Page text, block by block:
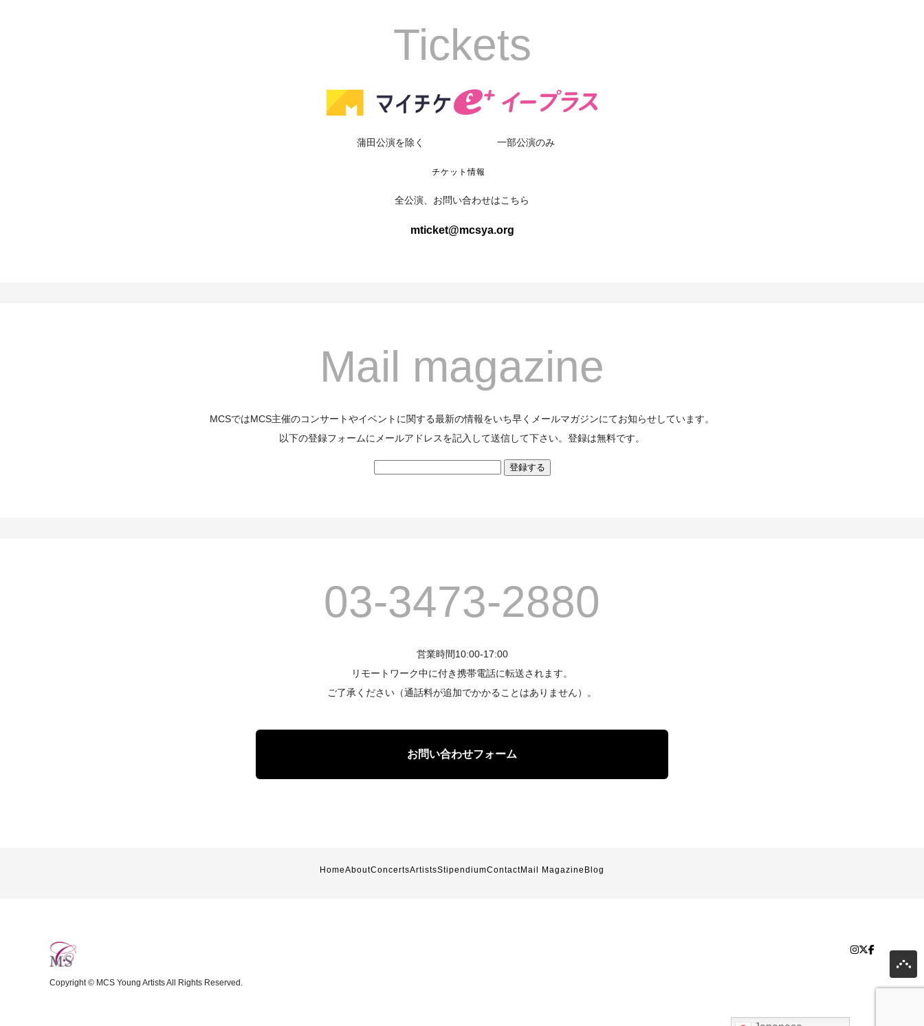
Tickets
蒲田公演を除く 一部公演のみ
チケット情報
全公演、お問い合わせはこちら
mticket@mcsya.org
Mail magazine
MCSではMCS主催のコンサートやイベントに関する最新の情報をいち早くメールマガジンにてお知らせしています。
以下の登録フォームにメールアドレスを記入して送信して下さい。登録は無料です。
03-3473-2880
営業時間10:00-17:00
リモートワーク中に付き携帯電話に転送されます。
ご了承ください（通話料が追加でかかることはありません）。
お問い合わせフォーム
HomeAboutConcertsArtistsStipendiumContactMail Magazine Blog
Copyright © MCS Young Artists All Rights Reserved.